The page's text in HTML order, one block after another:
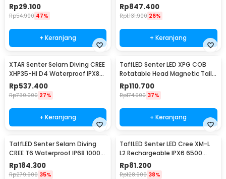
Lumens
Rp29.100
Rp54.900 47%
+ Keranjang
300Lumens - NPL10
Rp847.400
Rp1.131.900 26%
+ Keranjang
XTAR Senter Selam Diving CREE
XHP35-HI D4 Waterproof IPX8
1600 Lumens - D26 1600S
Rp537.400
Rp730.000 27%
+ Keranjang
TaffLED Senter LED XPG COB
Rotatable Head Magnetic Tail
10000 Lumens - 3189A
Rp110.700
Rp174.900 37%
+ Keranjang
TaffLED Senter Selam Diving
CREE T6 Waterproof IP68 10000
Lumens - TG-S151
Rp184.300
Rp279.900 35%
TaffLED Senter LED Cree XM-L
L2 Rechargeable IPX6 6500
Lumens - 701
Rp81.200
Rp128.900 38%